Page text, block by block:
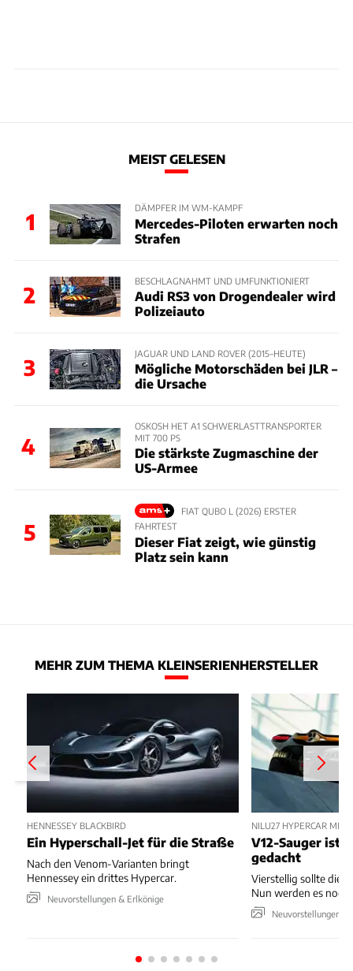
MEIST GELESEN
1
DÄMPFER IM WM-KAMPF
Mercedes-Piloten erwarten noch
Strafen
2
BESCHLAGNAHMT UND UMFUNKTIONIERT
Audi RS3 von Drogendealer wird
Polizeiauto
3
JAGUAR UND LAND ROVER (2015–HEUTE)
Mögliche Motorschäden bei JLR –
die Ursache
4
OSKOSH HET A1 SCHWERLASTTRANSPORTER
MIT 700 PS
Die stärkste Zugmaschine der
US-Armee
5
FIAT QUBO L (2026) ERSTER
FAHRTEST
Dieser Fiat zeigt, wie günstig
Platz sein kann
MEHR ZUM THEMA KLEINSERIENHERSTELLER
HENNESSEY BLACKBIRD
Ein Hyperschall-Jet für die Straße
Nach den Venom-Varianten bringt
Hennessey ein drittes Hypercar.
Neuvorstellungen & Erlkönige
NILU27 HYPERCAR MIT
V12-Sauger ist
gedacht
Vierstellig sollte die
Nun werden es noch
Neuvorstellungen &